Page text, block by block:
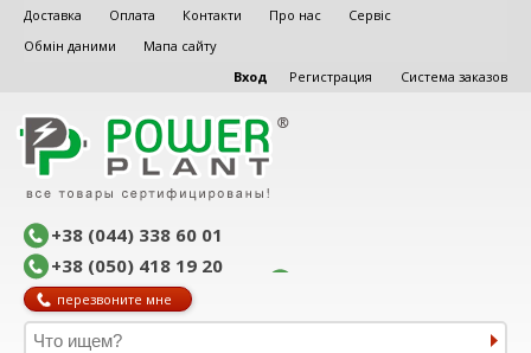
Доставка Оплата Контакти Про нас
Сервіс
Обмін даними
Мапа сайту
Вход
Регистрация Система заказов
+38 (044) 338 60 01
+38 (050) 418 19 20
перезвоните мне